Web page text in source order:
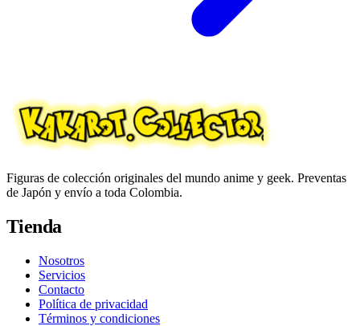
Figuras de colección originales del mundo anime y geek. Preventas
de Japón y envío a toda Colombia.
Tienda
Nosotros
Servicios
Contacto
Política de privacidad
Términos y condiciones